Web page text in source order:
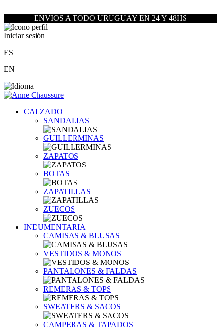
ENVIOS A TODO URUGUAY EN 24 Y 48HS
Iniciar sesión
ES
EN
CALZADO
SANDALIAS
GUILLERMINAS
ZAPATOS
BOTAS
ZAPATILLAS
ZUECOS
INDUMENTARIA
CAMISAS & BLUSAS
VESTIDOS & MONOS
PANTALONES & FALDAS
REMERAS & TOPS
SWEATERS & SACOS
CAMPERAS & TAPADOS